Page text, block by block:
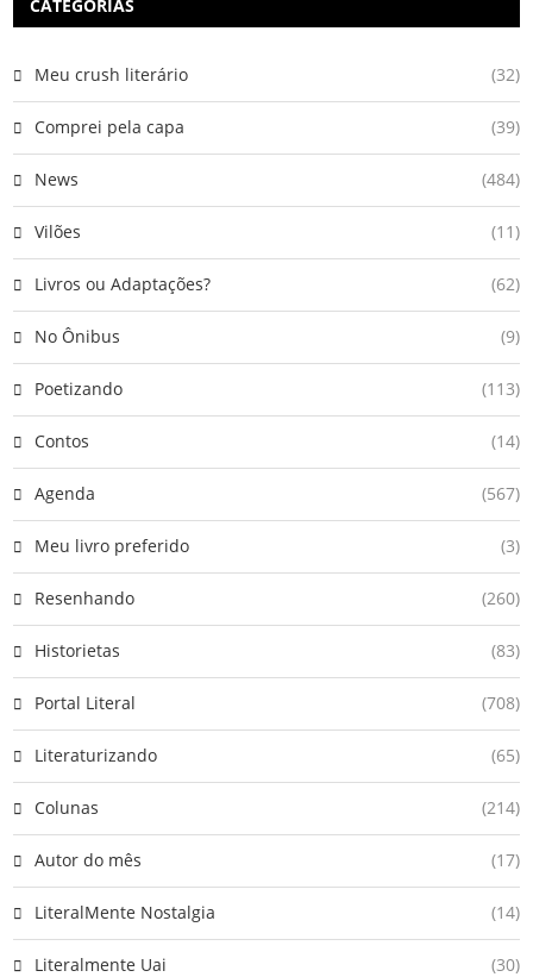
CATEGORIAS
Meu crush literário (32)
Comprei pela capa (39)
News (484)
Vilões (11)
Livros ou Adaptações? (62)
No Ônibus (9)
Poetizando (113)
Contos (14)
Agenda (567)
Meu livro preferido (3)
Resenhando (260)
Historietas (83)
Portal Literal (708)
Literaturizando (65)
Colunas (214)
Autor do mês (17)
LiteralMente Nostalgia (14)
Literalmente Uai (30)